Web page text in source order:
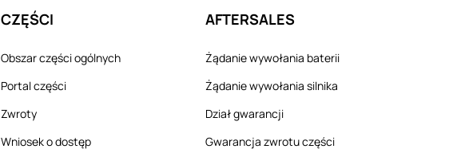
CZĘŚCI
Obszar części ogólnych
Portal części
Zwroty
Wniosek o dostęp
AFTERSALES
Żądanie wywołania baterii
Żądanie wywołania silnika
Dział gwarancji
Gwarancja zwrotu części